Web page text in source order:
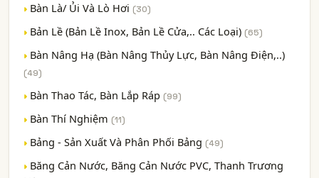
Bàn Là/ Ủi Và Lò Hơi (30)
Bản Lề (Bản Lề Inox, Bản Lề Cửa,.. Các Loại) (65)
Bàn Nâng Hạ (Bàn Nâng Thủy Lực, Bàn Nâng Điện,..)
(49)
Bàn Thao Tác, Bàn Lắp Ráp (99)
Bàn Thí Nghiệm (11)
Bảng - Sản Xuất Và Phân Phối Bảng (49)
Băng Cản Nước, Băng Cản Nước PVC, Thanh Trương